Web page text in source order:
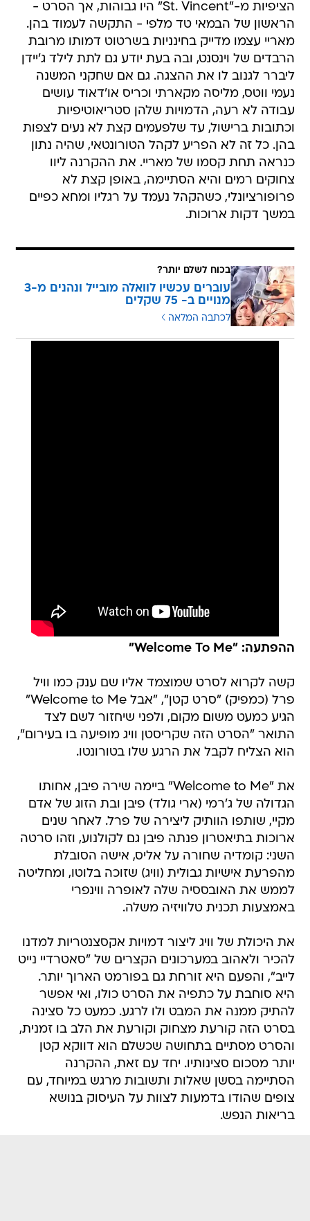
הציפיות מ-"St. Vincent" היו גבוהות, אך הסרט -
הראשון של הבמאי טד מלפי - התקשה לעמוד בהן.
מאריי עצמו מדייק בחינניות בשרטוט דמותו מרובת
הרבדים של וינסנט, ובה בעת יודע גם לתת לילד ג'יידן
ליברר לגנוב לו את ההצגה. גם אם שחקני המשנה
נעמי ווטס, מליסה מקארתי וכריס או'דאוד עושים
עבודה לא רעה, הדמויות שלהן סטריאוטיפיות
וכתובות ברישול, עד שלפעמים קצת לא נעים לצפות
בהן. כל זה לא הפריע לקהל הטורונטאי, שהיה נתון
כנראה תחת קסמו של מאריי. את ההקרנה ליוו
צחוקים רמים והיא הסתיימה, באופן קצת לא
פרופורציונלי, כשהקהל נעמד על רגליו ומחא כפיים
במשך דקות ארוכות.
בכוח לשלם יותר?
עוברים עכשיו לוואלה מובייל ונהנים מ-3
מנויים ב- 75 שקלים
לכתבה המלאה
ההפתעה: "Welcome To Me"
קשה לקרוא לסרט שמוצמד אליו שם ענק כמו וויל
פרל (כמפיק) "סרט קטן", "אבל Welcome to Me"
הגיע כמעט משום מקום, ולפני שיחזור לשם לצד
התואר "הסרט הזה שקריסטן וויג מופיעה בו בעירום",
הוא הצליח לקבל את הרגע שלו בטורונטו.
את "Welcome to Me" ביימה שירה פיבן, אחותו
הגדולה של ג'רמי (ארי גולד) פיבן ובת הזוג של אדם
מקיי, שותפו הוותיק ליצירה של פרל. לאחר שנים
ארוכות בתיאטרון פנתה פיבן גם לקולנוע, וזהו סרטה
השני: קומדיה שחורה על אליס, אישה הסובלת
מהפרעת אישיות גבולית (וויג) שזוכה בלוטו, ומחליטה
לממש את האובססיה שלה לאופרה ווינפרי
באמצעות תכנית טלוויזיה משלה.
את היכולת של וויג ליצור דמויות אקסצנטריות למדנו
להכיר ולאהוב במערכונים הקצרים של "סאטרדיי נייט
לייב", והפעם היא זורחת גם בפורמט הארוך יותר.
היא סוחבת על כתפיה את הסרט כולו, ואי אפשר
להתיק ממנה את המבט ולו לרגע. כמעט כל סצינה
בסרט הזה קורעת מצחוק וקורעת את הלב בו זמנית,
והסרט מסתיים בתחושה שכשלם הוא דווקא קטן
יותר מסכום סצינותיו. יחד עם זאת, ההקרנה
הסתיימה בסשן שאלות ותשובות מרגש במיוחד, עם
צופים שהודו בדמעות לצוות על העיסוק בנושא
בריאות הנפש.